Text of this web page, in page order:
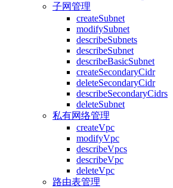
子网管理
createSubnet
modifySubnet
describeSubnets
describeSubnet
describeBasicSubnet
createSecondaryCidr
deleteSecondaryCidr
describeSecondaryCidrs
deleteSubnet
私有网络管理
createVpc
modifyVpc
describeVpcs
describeVpc
deleteVpc
路由表管理